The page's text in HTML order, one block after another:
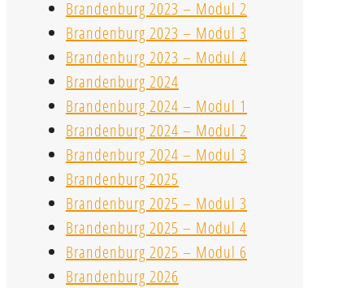
Brandenburg 2023 – Modul 2
Brandenburg 2023 – Modul 3
Brandenburg 2023 – Modul 4
Brandenburg 2024
Brandenburg 2024 – Modul 1
Brandenburg 2024 – Modul 2
Brandenburg 2024 – Modul 3
Brandenburg 2025
Brandenburg 2025 – Modul 3
Brandenburg 2025 – Modul 4
Brandenburg 2025 – Modul 6
Brandenburg 2026